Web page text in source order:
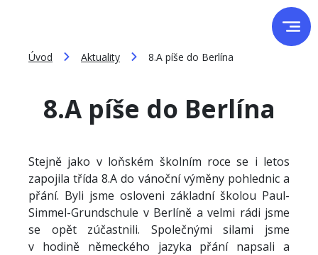
Úvod Aktuality 8.A píše do Berlína
8.A píše do Berlína
Stejně jako v loňském školním roce se i letos
zapojila třída 8.A do vánoční výměny pohlednic a
přání. Byli jsme osloveni základní školou Paul-
Simmel-Grundschule v Berlíně a velmi rádi jsme
se opět zúčastnili. Společnými silami jsme
v hodině německého jazyka přání napsali a